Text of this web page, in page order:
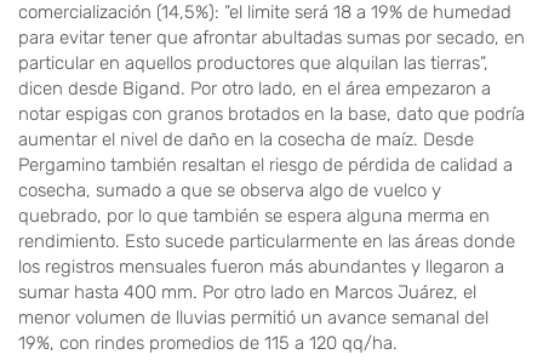
comercialización (14,5%): ”el limite será 18 a 19% de humedad
para evitar tener que afrontar abultadas sumas por secado, en
particular en aquellos productores que alquilan las tierras”,
dicen desde Bigand. Por otro lado, en el área empezaron a
notar espigas con granos brotados en la base, dato que podría
aumentar el nivel de daño en la cosecha de maíz. Desde
Pergamino también resaltan el riesgo de pérdida de calidad a
cosecha, sumado a que se observa algo de vuelco y
quebrado, por lo que también se espera alguna merma en
rendimiento. Esto sucede particularmente en las áreas donde
los registros mensuales fueron más abundantes y llegaron a
sumar hasta 400 mm. Por otro lado en Marcos Juárez, el
menor volumen de lluvias permitió un avance semanal del
19%, con rindes promedios de 115 a 120 qq/ha.